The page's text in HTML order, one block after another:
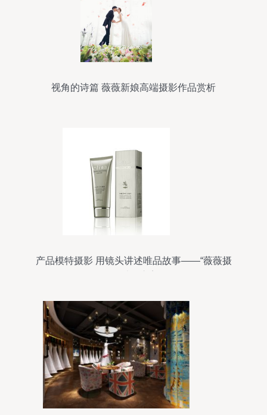
视角的诗篇 薇薇新娘高端摄影作品赏析
产品模特摄影 用镜头讲述唯品故事——“薇薇摄